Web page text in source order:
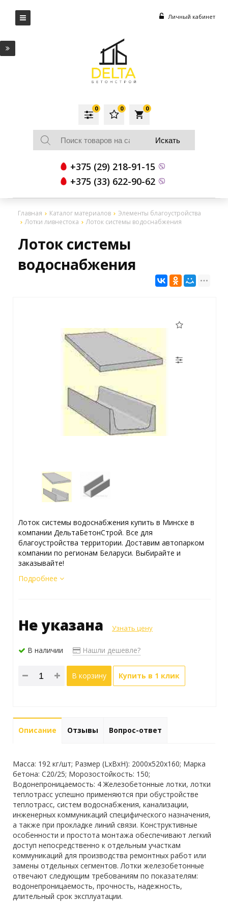
Личный кабинет
local_grocery_store
0
0
0
+375 (29) 218-91-15
+375 (33) 622-90-62
Главная Каталог материалов
Элементы благоустройства
Лотки ливнестока
Лоток системы водоснабжения
Лоток системы
водоснабжения
Лоток системы водоснабжения купить в Минске в
компании ДельтаБетонСтрой. Все для
благоустройства территории. Доставим автопарком
компании по регионам Беларуси. Выбирайте и
заказывайте!
Подробнее
Не указана Узнать цену
В наличии Нашли дешевле?
В корзину Купить в 1 клик
Описание Отзывы Вопрос-ответ
Масса: 192 кг/шт; Размер (LxBxH): 2000x520x160; Марка
бетона: С20/25; Морозостойкость: 150;
Водонепроницаемость: 4 Железобетонные лотки, лотки
теплотрасс успешно применяются при обустройстве
теплотрасс, систем водоснабжения, канализации,
инженерных коммуникаций специфического назначения,
а также при прокладке линий связи. Конструктивные
особенности и простота монтажа обеспечивают легкий
доступ непосредственно к отдельным участкам
коммуникаций для производства ремонтных работ или
замены отдельных сегментов. Лотки железобетонные
отвечают следующим требованиям по показателям:
водонепроницаемость, прочность, надежность,
длительный срок эксплуатации.